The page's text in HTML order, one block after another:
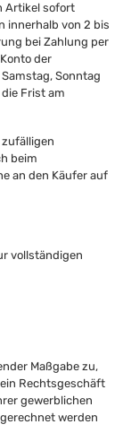
Artikel sofort
innerhalb von 2 bis
bei Zahlung per
der
Sonntag
Frist am
beim
an den Käufer auf
vollständigen
Maßgabe zu,
Rechtsgeschäft
gewerblichen
werden